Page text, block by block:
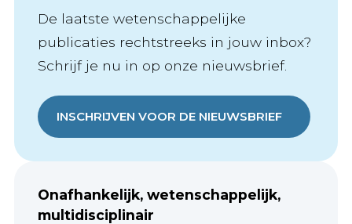
De laatste wetenschappelijke
publicaties rechtstreeks in jouw inbox?
Schrijf je nu in op onze nieuwsbrief.
INSCHRIJVEN VOOR DE NIEUWSBRIEF
Onafhankelijk, wetenschappelijk,
multidisciplinair